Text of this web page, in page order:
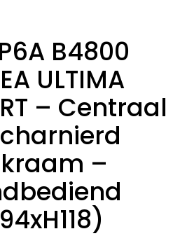
B4800
ULTIMA
– Centraal
–